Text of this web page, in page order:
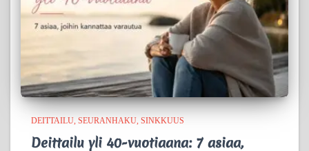
DEITTAILU SEURANHAKU SINKKUUS
Deittailu yli 40-vuotiaana: 7 asiaa,